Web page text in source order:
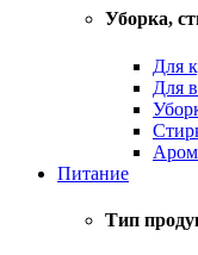
Уборка,
Для
Для
Питание
Тип